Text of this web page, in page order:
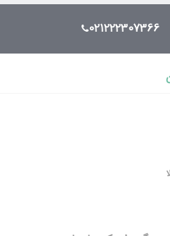
021222307366